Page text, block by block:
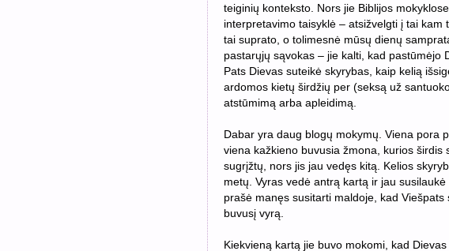
teiginių konteksto. Nors jie Biblijos
interpretavimo taisyklė – atsižvelgti į tai
tai suprato, o tolimesnė mūsų dienų
pastarųjų sąvokas – jie kalti, kad pastūmėjo
Pats Dievas suteikė skyrybas, kaip kelią
ardomos kietų širdžių per (seksą už
atstūmimą arba apleidimą.
Dabar yra daug blogų mokymų. Viena pora
viena kažkieno buvusia žmona, kurios širdis
sugrįžtų, nors jis jau vedęs kitą. Kelios
metų. Vyras vedė antrą kartą ir jau
prašė manęs susitarti maldoje, kad
buvusį vyrą.
Kiekvieną kartą jie buvo mokomi, kad